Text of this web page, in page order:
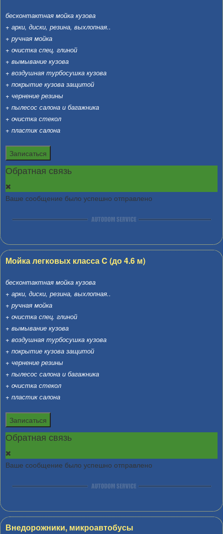
бесконтактная мойка кузова
+ арки, диски, резина, выхлопная..
+ ручная мойка
+ очистка спец. глиной
+ вымывание кузова
+ воздушная турбосушка кузова
+ покрытие кузова защитой
+ чернение резины
+ пылесос салона и багажника
+ очистка стекол
+ пластик салона
Записаться
Обратная связь
Ваше сообщение было успешно отправлено
Мойка легковых класса C (до 4.6 м)
бесконтактная мойка кузова
+ арки, диски, резина, выхлопная..
+ ручная мойка
+ очистка спец. глиной
+ вымывание кузова
+ воздушная турбосушка кузова
+ покрытие кузова защитой
+ чернение резины
+ пылесос салона и багажника
+ очистка стекол
+ пластик салона
Записаться
Обратная связь
Ваше сообщение было успешно отправлено
Внедорожники, микроавтобусы